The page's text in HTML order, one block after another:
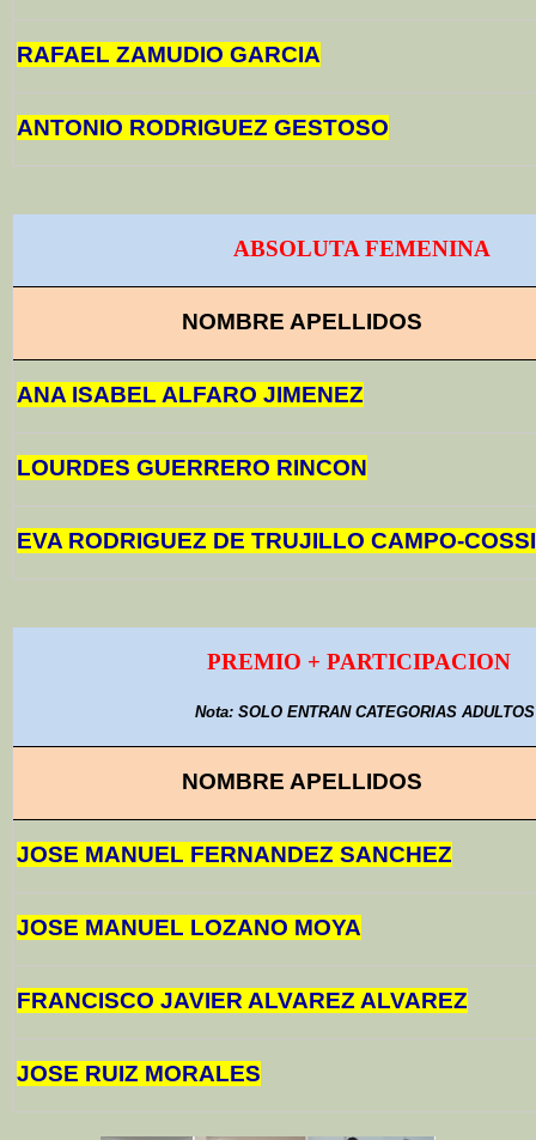
RAFAEL ZAMUDIO GARCIA
ANTONIO RODRIGUEZ GESTOSO
ABSOLUTA FEMENINA
NOMBRE APELLIDOS
ANA ISABEL ALFARO JIMENEZ
LOURDES GUERRERO RINCON
EVA RODRIGUEZ DE TRUJILLO CAMPO-
PREMIO + PARTICIPACION
Nota: SOLO ENTRAN CATEGORIAS ADULTOS
NOMBRE APELLIDOS
JOSE MANUEL FERNANDEZ SANCHEZ
JOSE MANUEL LOZANO MOYA
FRANCISCO JAVIER ALVAREZ ALVAREZ
JOSE RUIZ MORALES